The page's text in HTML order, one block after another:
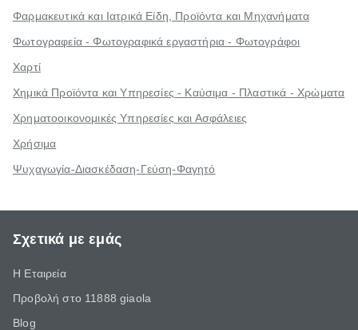
Φαρμακευτικά και Ιατρικά Είδη, Προϊόντα και Μηχανήματα
Φωτογραφεία - Φωτογραφικά εργαστήρια - Φωτογράφοι
Χαρτί
Χημικά Προϊόντα και Υπηρεσίες - Καύσιμα - Πλαστικά - Χρώματα
Χρηματοοικονομικές Υπηρεσίες και Ασφάλειες
Χρήσιμα
Ψυχαγωγία-Διασκέδαση-Γεύση-Φαγητό
Σχετικά με εμάς
Η Εταιρεία
Προβολή στο 11888 giaola
Blog